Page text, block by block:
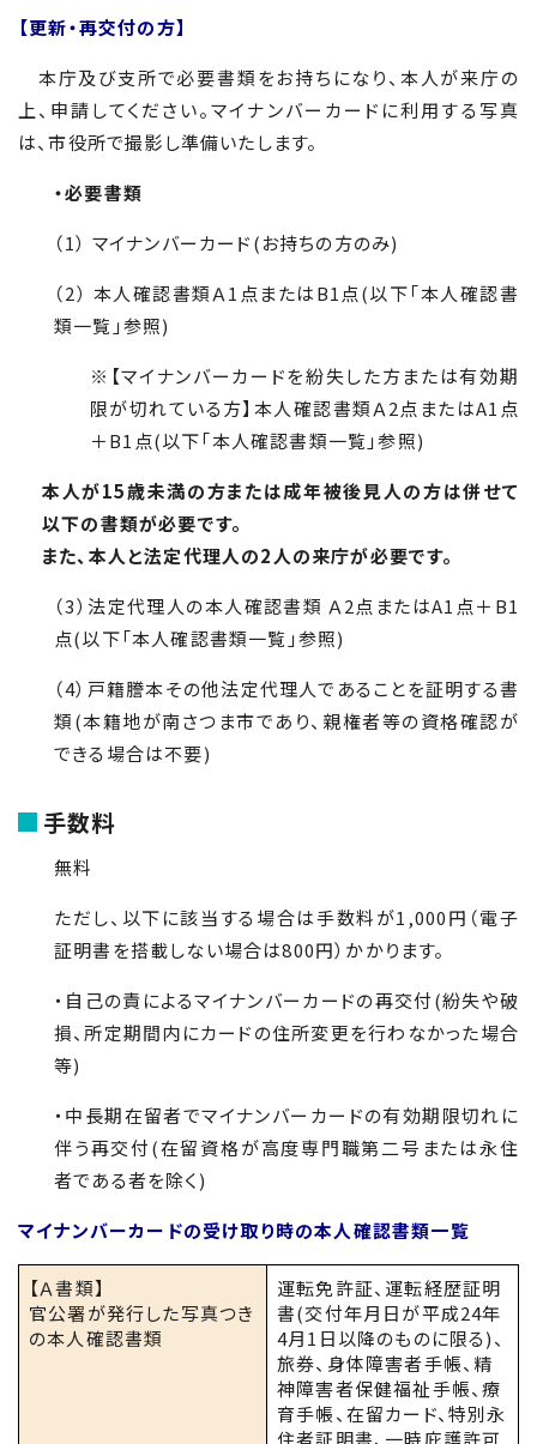
【更新・再交付の方】
本庁及び支所で必要書類をお持ちになり、本人が来庁の
上、申請してください。マイナンバーカードに利用する写真
は、市役所で撮影し準備いたします。
・必要書類
（1） マイナンバーカード(お持ちの方のみ)
（2） 本人確認書類Ａ1 点またはB1 点(以下「本人確認書
類一覧」参照)
※【マイナンバーカードを紛失した方または有効期
限が切れている方】本人確認書類Ａ2点またはA1 点
＋B1 点(以下「本人確認書類一覧」参照)
本人が15歳未満の方または成年被後見人の方は併せて
以下の書類が必要です。
また、本人と法定代理人の2人の来庁が必要です。
（3）法定代理人の本人確認書類 Ａ2点またはA1 点＋ B1
点(以下「本人確認書類一覧」参照)
（4）戸籍謄本その他法定代理人であることを証明する書
類(本籍地が南さつま市であり、親権者等の資格確認が
できる場合は不要)
手数料
無料
ただし、以下に該当する場合は手数料が1,000円（電子
証明書を搭載しない場合は800円）かかります。
・自己の責によるマイナンバーカードの再交付(紛失や破
損、所定期間内にカードの住所変更を行わなかった場合
等)
・中長期在留者でマイナンバーカードの有効期限切れに
伴う再交付(在留資格が高度専門職第二号または永住
者である者を除く)
マイナンバーカードの受け取り時の本人確認書類一覧
【Ａ書類】
官公署が発行した写真つき
の本人確認書類
運転免許証、運転経歴証明
書(交付年月日が平成24年
4月1日以降のものに限る)、
旅券、身体障害者手帳、精
神障害者保健福祉手帳、療
育手帳、在留カード、特別永
住者証明書、一時庇護許可